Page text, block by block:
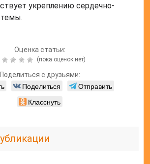
укреплению сердечно-
Оценка статьи:
(пока оценок нет)
Поделиться с друзьями:
Поделиться
Отправить
Класснуть